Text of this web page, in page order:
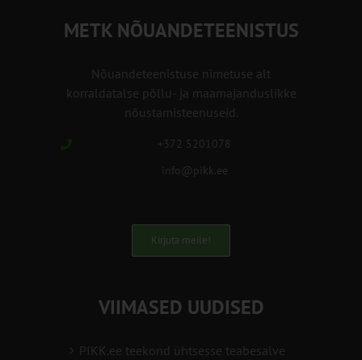
METK NÕUANDETEENISTUS
Nõuandeteenistuse nimetuse alt
korraldatalse põllu- ja maamajanduslikke
nõustamisteenuseid.
+372 5201078
info@pikk.ee
Kirjuta meile!
VIIMASED UUDISED
PIKK.ee teekond ühtsesse teabesalve